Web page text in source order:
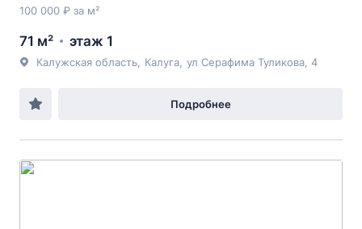
100 000 ₽ за м²
71 м² этаж 1
Калужская область Калуга ул Серафима Туликова , 4
Подробнее